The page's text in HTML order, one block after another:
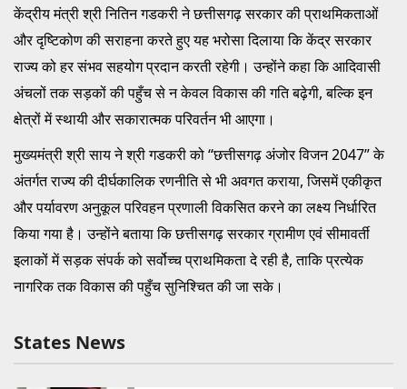
केंद्रीय मंत्री श्री नितिन गडकरी ने छत्तीसगढ़ सरकार की प्राथमिकताओं
और दृष्टिकोण की सराहना करते हुए यह भरोसा दिलाया कि केंद्र सरकार
राज्य को हर संभव सहयोग प्रदान करती रहेगी। उन्होंने कहा कि आदिवासी
अंचलों तक सड़कों की पहुँच से न केवल विकास की गति बढ़ेगी, बल्कि इन
क्षेत्रों में स्थायी और सकारात्मक परिवर्तन भी आएगा।
मुख्यमंत्री श्री साय ने श्री गडकरी को “छत्तीसगढ़ अंजोर विजन 2047” के
अंतर्गत राज्य की दीर्घकालिक रणनीति से भी अवगत कराया, जिसमें एकीकृत
और पर्यावरण अनुकूल परिवहन प्रणाली विकसित करने का लक्ष्य निर्धारित
किया गया है। उन्होंने बताया कि छत्तीसगढ़ सरकार ग्रामीण एवं सीमावर्ती
इलाकों में सड़क संपर्क को सर्वोच्च प्राथमिकता दे रही है, ताकि प्रत्येक
नागरिक तक विकास की पहुँच सुनिश्चित की जा सके।
States News